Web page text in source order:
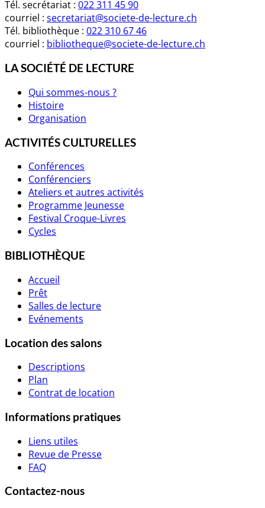
Tél. secrétariat : 022 311 45 90
courriel : secretariat@societe-de-lecture.ch
Tél. bibliothèque : 022 310 67 46
courriel : bibliotheque@societe-de-lecture.ch
LA SOCIÉTÉ DE LECTURE
Qui sommes-nous ?
Histoire
Organisation
ACTIVITÉS CULTURELLES
Conférences
Conférenciers
Ateliers et autres activités
Programme Jeunesse
Festival Croque-Livres
Cycles
BIBLIOTHÈQUE
Accueil
Prêt
Salles de lecture
Evénements
Location des salons
Descriptions
Plan
Contrat de location
Informations pratiques
Liens utiles
Revue de Presse
FAQ
Contactez-nous